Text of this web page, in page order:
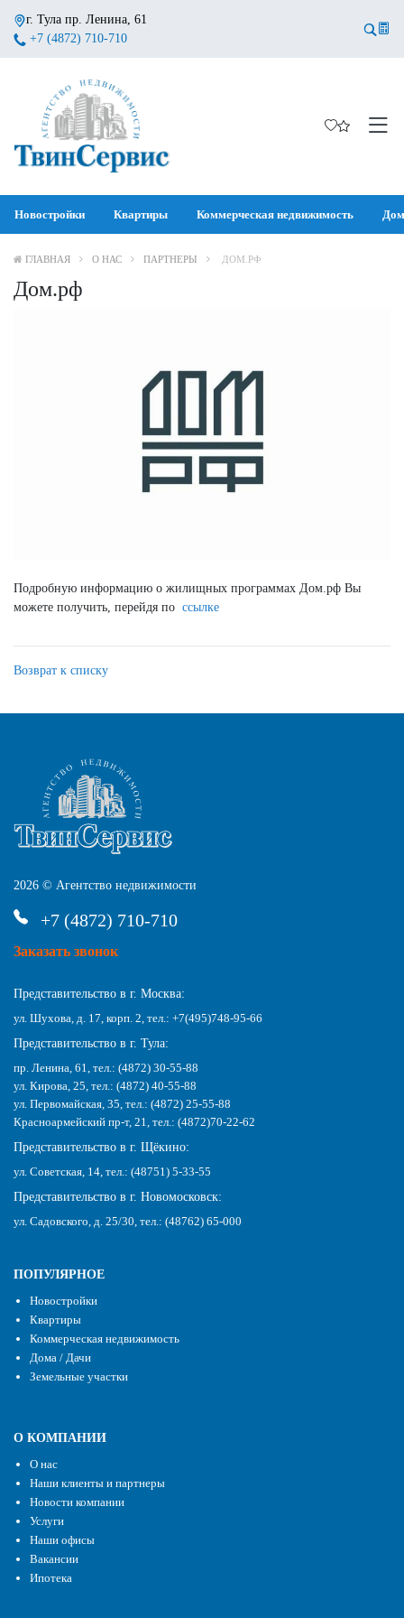
г. Тула пр. Ленина, 61
+7 (4872) 710-710
Новостройки Квартиры Коммерческая недвижимость
ГЛАВНАЯ О НАС ПАРТНЕРЫ ДОМ.РФ
Дом.рф
Подробную информацию о жилищных программах Дом.рф Вы
можете получить, перейдя по ссылке
Возврат к списку
2026 © Агентство недвижимости
+7 (4872) 710-710
Заказать звонок
Представительство в г. Москва:
ул. Шухова, д. 17, корп. 2, тел.: +7(495)748-95-66
Представительство в г. Тула:
пр. Ленина, 61, тел.: (4872) 30-55-88
ул. Кирова, 25, тел.: (4872) 40-55-88
ул. Первомайская, 35, тел.: (4872) 25-55-88
Красноармейский пр-т, 21, тел.: (4872)70-22-62
Представительство в г. Щёкино:
ул. Советская, 14, тел.: (48751) 5-33-55
Представительство в г. Новомосковск:
ул. Садовского, д. 25/30, тел.: (48762) 65-000
ПОПУЛЯРНОЕ
Новостройки
Квартиры
Коммерческая недвижимость
Дома / Дачи
Земельные участки
О КОМПАНИИ
О нас
Наши клиенты и партнеры
Новости компании
Услуги
Наши офисы
Вакансии
Ипотека